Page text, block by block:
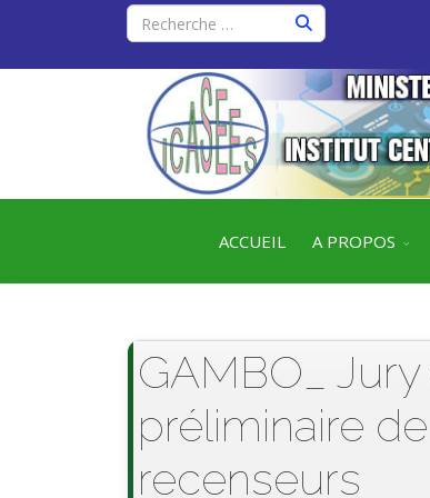
ACCUEIL A PROPOS
GAMBO_
préliminaire
recenseurs